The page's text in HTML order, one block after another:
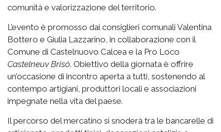
comunità e valorizzazione del territorio.
L’evento è promosso dai consiglieri comunali Valentina
Bottero e Giulia Lazzarino, in collaborazione con il
Comune di Castelnuovo Calcea e la Pro Loco
Castelneuv Brisó. Obiettivo della giornata è offrire
un’occasione di incontro aperta a tutti, sostenendo al
contempo artigiani, produttori locali e associazioni
impegnate nella vita del paese.
Il percorso del mercatino si snoderà tra le bancarelle di